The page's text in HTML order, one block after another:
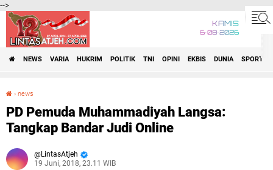
-->
KAMIS
6•08•2026
NEWS VARIA HUKRIM POLITIK TNI OPINI EKBIS DUNIA SPORT
› news
PD Pemuda Muhammadiyah Langsa:
Tangkap Bandar Judi Online
LintasAtjeh
19 Juni, 2018, 23.11 WIB